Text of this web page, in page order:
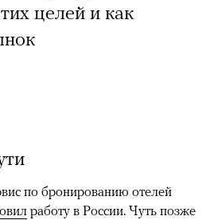
целей и как
по бронированию отелей
работу в России. Чуть позже